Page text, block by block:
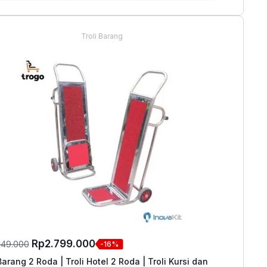
Troli Barang
Harga
aslinya
Rp2.799.000Harga
saat
-16%
2 Roda | Troli Hotel 2 Roda | Troli Kursi dan